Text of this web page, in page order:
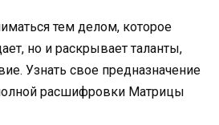
тем делом, которое
но и раскрывает таланты,
Узнать свое предназначение
расшифровки Матрицы